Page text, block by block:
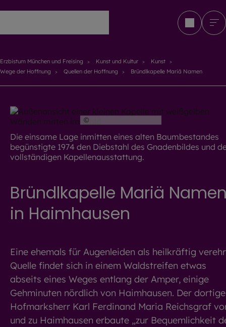
Erzbistum München und Freising Kunst und Kultur
Kunst
Wege der Hoffnung
Quellen der Hoffnung Bründlkapelle Mariä Namen
©
Die einsame Lage inmitten eines alten Baumbestandes
begünstigte 1974 den Diebstahl des Gnadenbildes und
vollständigen Kapellenausstattung.
Bründlkapelle Mariä
in Haimhausen
Eine ehemals für Augenleiden als heilkräftig
Quelle findet sich in einem Waldstreifen etwas
abseits eines Weges entlang der Amper, einige
Gehminuten nördlich von Haimhausen. Der dortige
Hofmarksherr Karl Ferdinand Maria Reichsgraf
und zu Haimhausen erbaute „zur Bequemlichkeit